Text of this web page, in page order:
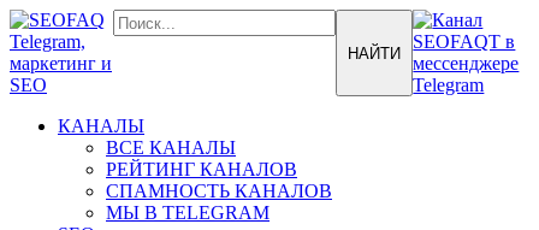
КАНАЛЫ
ВСЕ КАНАЛЫ
РЕЙТИНГ КАНАЛОВ
СПАМНОСТЬ КАНАЛОВ
МЫ В TELEGRAM